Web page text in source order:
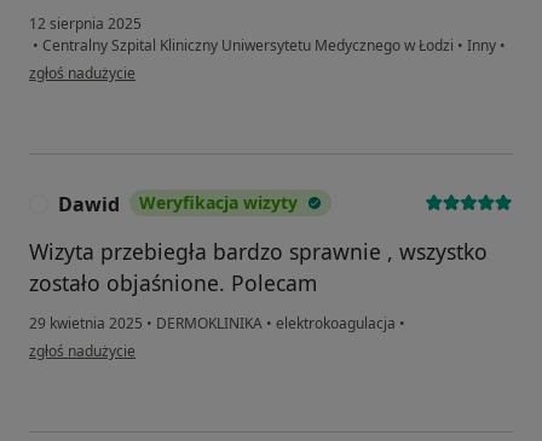
12 sierpnia 2025
• Centralny Szpital Kliniczny Uniwersytetu Medycznego w Łodzi • Inny •
w opinii użytkownika Kinga Danecka
zgłoś nadużycie
Dawid Weryfikacja wizyty
Wizyta przebiegła bardzo sprawnie , wszystko
zostało objaśnione. Polecam
29 kwietnia 2025 • DERMOKLINIKA • elektrokoagulacja •
w opinii użytkownika Dawid
zgłoś nadużycie